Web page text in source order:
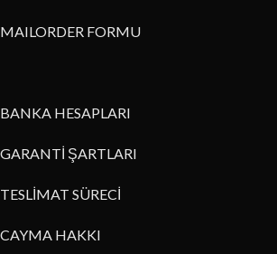
MAILORDER FORMU
BANKA HESAPLARI
GARANTİ ŞARTLARI
TESLİMAT SÜRECİ
CAYMA HAKKI